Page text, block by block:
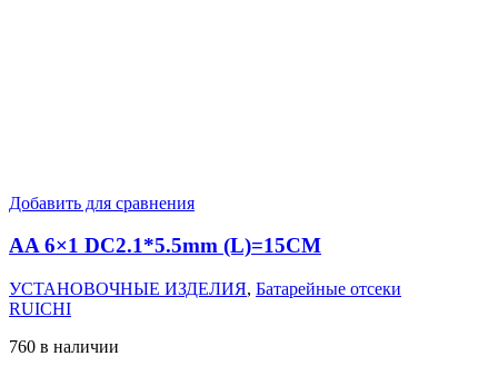
Добавить для сравнения
AA 6×1 DC2.1*5.5mm (L)=15CM
УСТАНОВОЧНЫЕ ИЗДЕЛИЯ, Батарейные отсеки
RUICHI
760 в наличии